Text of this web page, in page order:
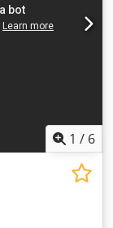
1 / 6